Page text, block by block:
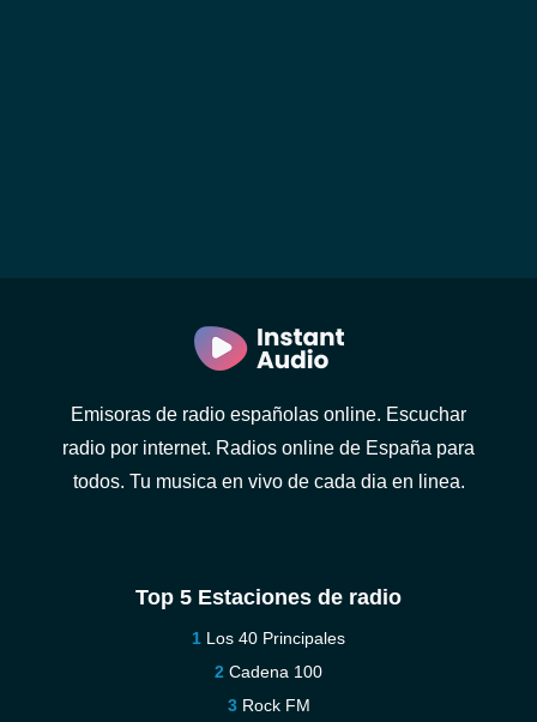
Emisoras de radio españolas online. Escuchar
radio por internet. Radios online de España para
todos. Tu musica en vivo de cada dia en linea.
Top 5 Estaciones de radio
Los 40 Principales
Cadena 100
Rock FM